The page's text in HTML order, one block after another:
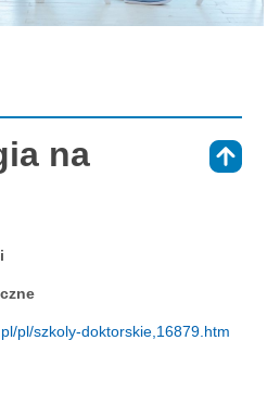
na
pl/szkoly-doktorskie,16879.htm